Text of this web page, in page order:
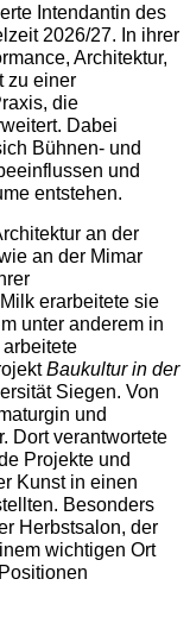
Intendantin des
2026/27. In ihrer
Architektur,
zu einer
die
Dabei
Bühnen- und
und
entstehen.
an der
an der Mimar
erarbeitete sie
unter anderem in
Baukultur in der
Siegen. Von
und
Dort verantwortete
Projekte und
Kunst in einen
Besonders
Herbstsalon, der
wichtigen Ort